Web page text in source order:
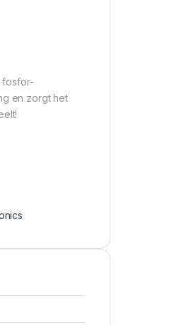
fosfor-
en zorgt het